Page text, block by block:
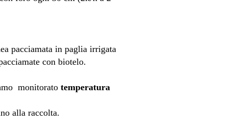
pacciamata in paglia irrigata
con biotelo.
monitorato temperatura
alla raccolta.